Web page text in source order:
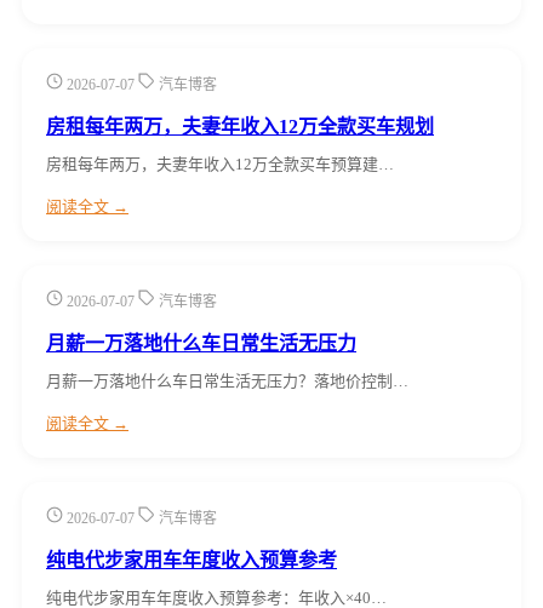
2026-07-07 汽车博客
房租每年两万，夫妻年收入12万全款买车规划
房租每年两万，夫妻年收入12万全款买车预算建…
阅读全文 →
2026-07-07 汽车博客
月薪一万落地什么车日常生活无压力
月薪一万落地什么车日常生活无压力？落地价控制…
阅读全文 →
2026-07-07 汽车博客
纯电代步家用车年度收入预算参考
纯电代步家用车年度收入预算参考：年收入×40…